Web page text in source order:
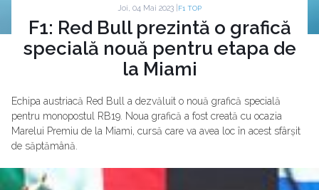
Joi, 04 Mai 2023 | F1 TOP
F1: Red Bull prezintă o grafică
specială nouă pentru etapa de
la Miami
Echipa austriacă Red Bull a dezvăluit o nouă grafică specială
pentru monopostul RB19. Noua grafică a fost creată cu ocazia
Marelui Premiu de la Miami, cursă care va avea loc în acest sfârșit
de săptămână.